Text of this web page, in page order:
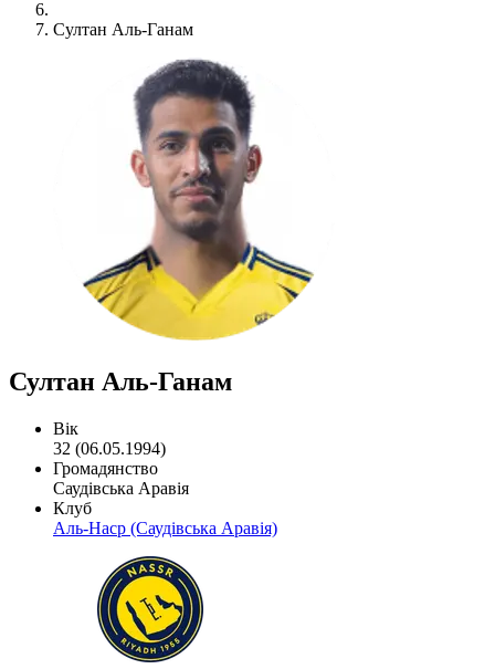
Султан Аль-Ганам
Султан Аль-Ганам
Вік
32 (06.05.1994)
Громадянство
Саудівська Аравія
Клуб
Аль-Наср (Саудівська Аравія)